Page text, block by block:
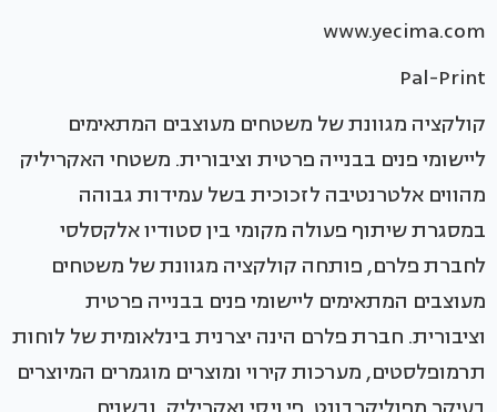
www.yecima.com
Pal-Print
קולקציה מגוונת של משטחים מעוצבים המתאימים
ליישומי פנים בבנייה פרטית וציבורית. משטחי האקריליק
מהווים אלטרנטיבה לזכוכית בשל עמידות גבוהה
במסגרת שיתוף פעולה מקומי בין סטודיו אלקסלסי
לחברת פלרם, פותחה קולקציה מגוונת של משטחים
מעוצבים המתאימים ליישומי פנים בבנייה פרטית
וציבורית. חברת פלרם הינה יצרנית בינלאומית של לוחות
תרמופלסטים, מערכות קירוי ומוצרים מוגמרים המיוצרים